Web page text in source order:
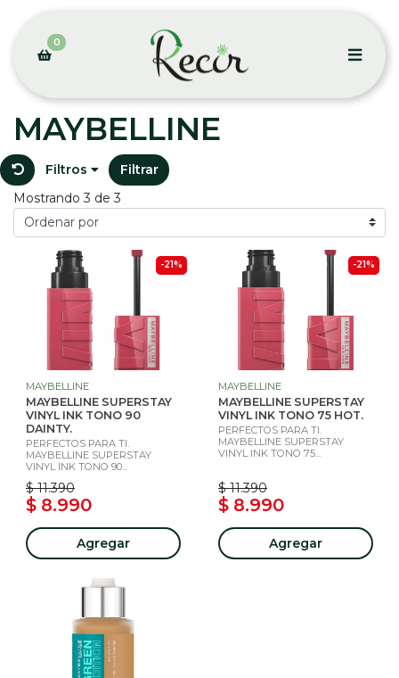
0
MAYBELLINE
Filtros
Filtrar
Mostrando 3 de 3
-21%
MAYBELLINE
MAYBELLINE SUPERSTAY
VINYL INK TONO 90
DAINTY.
PERFECTOS PARA TI.
MAYBELLINE SUPERSTAY
VINYL INK TONO 90...
$ 11.390
$ 8.990
Agregar
-21%
MAYBELLINE
MAYBELLINE SUPERSTAY
VINYL INK TONO 75 HOT.
PERFECTOS PARA TI.
MAYBELLINE SUPERSTAY
VINYL INK TONO 75...
$ 11.390
$ 8.990
Agregar